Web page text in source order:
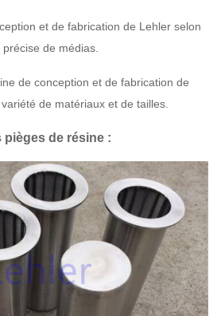
et de fabrication de Lehler selon
de médias.
de conception et de fabrication de
de matériaux et de tailles.
pièges de résine :